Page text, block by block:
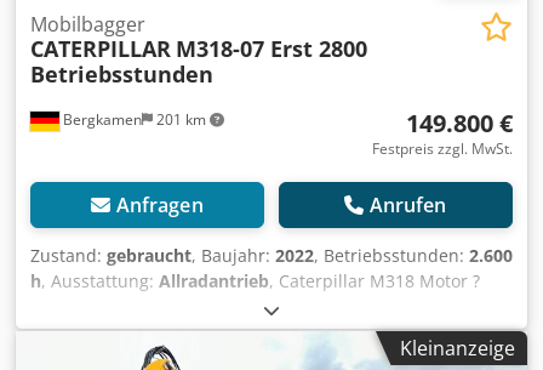
Bergkamen 201 km
Mobilbagger
CATERPILLAR M318-07 Erst 2800
Betriebsstunden
149.800 €
Festpreis zzgl. MwSt.
Anfragen Anrufen
Zustand: gebraucht, Baujahr: 2022, Betriebsstunden: 2.600
h, Ausstattung: Allradantrieb, Caterpillar M318 Motor ?
Motor: Cat C4.4 ? Leistung (ISO 14396): 129 kW / ca. 176 PS
? Hubraum: 4,4 l ? Zylinder: 4 ? Emission: EU Stage V
Fahrleistung Höchstgeschwindigkeit: bis ca. 35 km/h *
Kleinanzeige